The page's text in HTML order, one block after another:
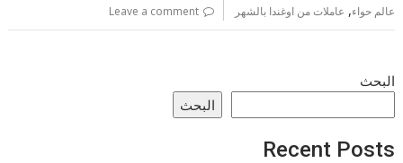
عالم حواء, عاملات من اوغندا بالشهر Leave a comment
البحث
البحث
Recent Posts